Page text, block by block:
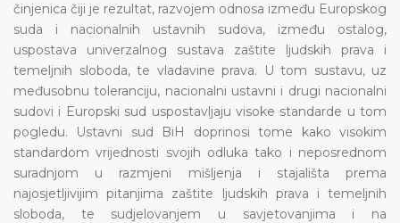
činjenica čiji je rezultat, razvojem odnosa između Europskog
suda i nacionalnih ustavnih sudova, između ostalog,
uspostava univerzalnog sustava zaštite ljudskih prava i
temeljnih sloboda, te vladavine prava. U tom sustavu, uz
međusobnu toleranciju, nacionalni ustavni i drugi nacionalni
sudovi i Europski sud uspostavljaju visoke standarde u tom
pogledu. Ustavni sud BiH doprinosi tome kako visokim
standardom vrijednosti svojih odluka tako i neposrednom
suradnjom u razmjeni mišljenja i stajališta prema
najosjetljivijim pitanjima zaštite ljudskih prava i temeljnih
sloboda, te sudjelovanjem u savjetovanjima i na